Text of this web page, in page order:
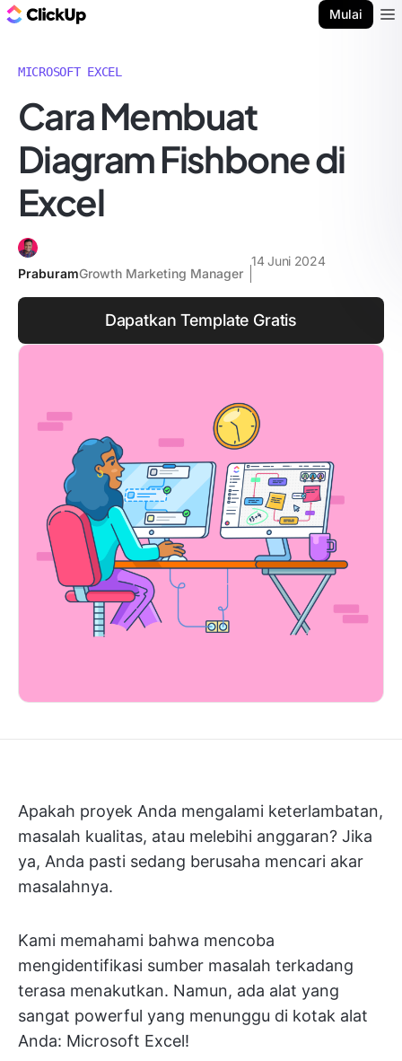
Mulai
MICROSOFT EXCEL
Cara Membuat
Diagram Fishbone di
Excel
PraburamGrowth Marketing Manager
14 Juni 2024
Dapatkan Template Gratis
Apakah proyek Anda mengalami keterlambatan,
masalah kualitas, atau melebihi anggaran? Jika
ya, Anda pasti sedang berusaha mencari akar
masalahnya.
Kami memahami bahwa mencoba
mengidentifikasi sumber masalah terkadang
terasa menakutkan. Namun, ada alat yang
sangat powerful yang menunggu di kotak alat
Anda: Microsoft Excel!